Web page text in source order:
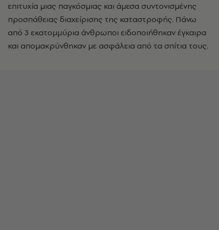
επιτυχία μιας παγκόσμιας και άμεσα συντονισμένης
προσπάθειας διαχείρισης της καταστροφής. Πάνω
από 3 εκατομμύρια άνθρωποι ειδοποιήθηκαν έγκαιρα
και απομακρύνθηκαν με ασφάλεια από τα σπίτια τους.